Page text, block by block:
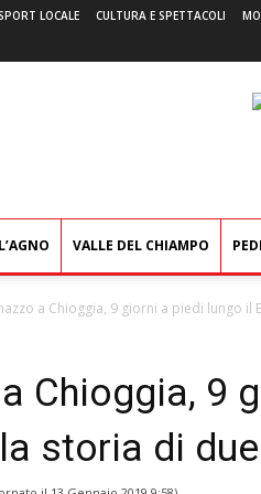
LOCALE CULTURA E SPETTACOLI
VALLE DEL CHIAMPO
a Chioggia, 9 giorni a piedi lungo il
Chioggia, 9
storia di